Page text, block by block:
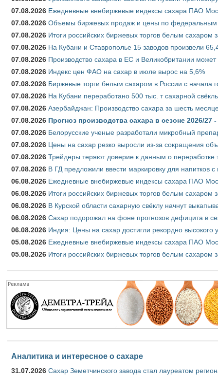
07.08.2026 Ежедневные внебиржевые индексы сахара ПАО
07.08.2026 Объемы биржевых продаж и цены по федеральным
07.08.2026 Итоги российских биржевых торгов белым сахаром
07.08.2026 На Кубани и Ставрополье 15 заводов произвели
07.08.2026 Производство сахара в ЕС и Великобритании
07.08.2026 Индекс цен ФАО на сахар в июле вырос на 5,6%
07.08.2026 Биржевые торги белым сахаром в России с начала
07.08.2026 На Кубани переработано 500 тыс. т сахарной
07.08.2026 Азербайджан: Производство сахара за шесть
07.08.2026 Прогноз производства сахара в сезоне 2026/
07.08.2026 Белорусские ученые разработали микробный
07.08.2026 Цены на сахар резко выросли из-за сокращения
07.08.2026 Трейдеры теряют доверие к данным о переработке
07.08.2026 В ГД предложили ввести маркировку для напитков
06.08.2026 Ежедневные внебиржевые индексы сахара ПАО
06.08.2026 Итоги российских биржевых торгов белым сахаром
06.08.2026 В Курской области сахарную свёклу начнут
06.08.2026 Сахар подорожал на фоне прогнозов дефицита в
06.08.2026 Индия: Цены на сахар достигли рекордно высокого
05.08.2026 Ежедневные внебиржевые индексы сахара ПАО
05.08.2026 Итоги российских биржевых торгов белым сахаром
Аналитика и интересное о сахаре
31.07.2026 Сахар Земетчинского завода стал лауреатом